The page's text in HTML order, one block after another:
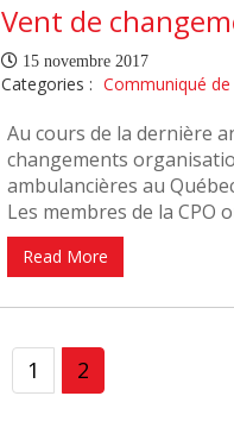
Vent de
15 novembre 2017
Categories : Communiqué de
Au cours de la dernière
changements
ambulancières au
Les membres de la
Read More
1 2